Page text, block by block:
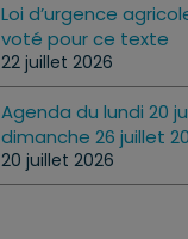
Loi d’urgence
voté pour ce texte
22 juillet 2026
Agenda du lundi 20
dimanche 26 juillet
20 juillet 2026